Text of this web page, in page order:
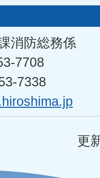
消防総務係
7708
7338
更